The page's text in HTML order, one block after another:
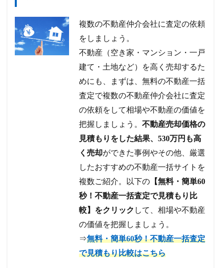
複数の不動産仲介会社に査定の依頼
をしましょう。
不動産（空き家・マンション・一戸
建て・土地など）を高く売却するた
めにも、まずは、無料の不動産一括
査定で複数の不動産仲介会社に査定
の依頼をして相場や不動産の価値を
把握しましょう。不動産売却価格の
見積もりをした結果、530万円も高
く売却ができた事例やその他、厳選
したおすすめの不動産一括サイトを
複数ご紹介。以下の 【無料・簡単60
秒！不動産一括査定で見積もり比
較】をクリック して、相場や不動産
の価値を把握しましょう。
⇒無料・簡単60秒！不動産一括査定
で見積もり比較はこちら